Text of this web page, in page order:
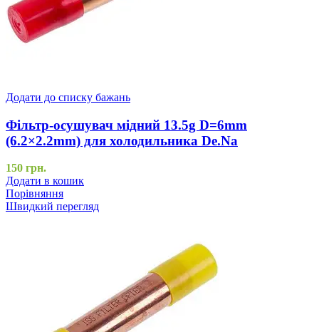
Додати до списку бажань
Фільтр-осушувач мідний 13.5g D=6mm
(6.2×2.2mm) для холодильника De.Na
150 грн.
Додати в кошик
Порівняння
Швидкий перегляд